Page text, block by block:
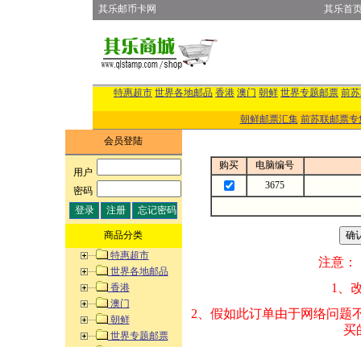
其乐邮币卡网 其乐首
特惠超市 世界各地邮品 香港 澳门 朝鲜 世界专题邮票 前
朝鲜邮票汇集 前苏联邮票专
会员登陆
用户:
密码:
商品分类
特惠超市
世界各地邮品
香港
澳门
朝鲜
世界专题邮票
购买
电脑编号
3675
注意：
1、改变商品数量
2、假如此订单由
买的邮品的“